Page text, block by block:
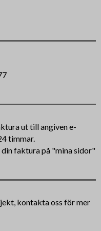
ut till angiven e-
timmar.
faktura på "mina sidor"
kontakta oss för mer